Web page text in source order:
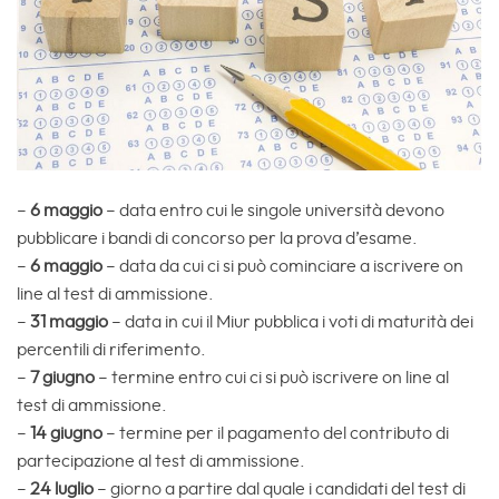
– 6 maggio – data entro cui le singole università devono
pubblicare i bandi di concorso per la prova d’esame.
– 6 maggio – data da cui ci si può cominciare a iscrivere on
line al test di ammissione.
– 31 maggio – data in cui il Miur pubblica i voti di maturità dei
percentili di riferimento.
– 7 giugno – termine entro cui ci si può iscrivere on line al
test di ammissione.
– 14 giugno – termine per il pagamento del contributo di
partecipazione al test di ammissione.
– 24 luglio – giorno a partire dal quale i candidati del test di